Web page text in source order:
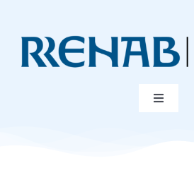
contenu
Toggle